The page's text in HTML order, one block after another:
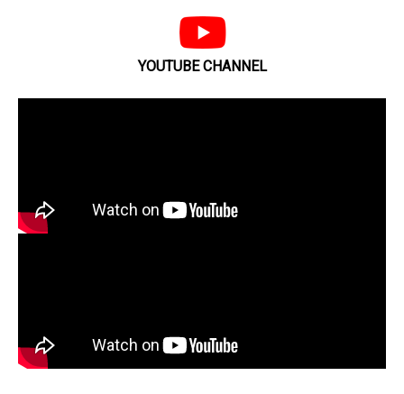
YOUTUBE CHANNEL